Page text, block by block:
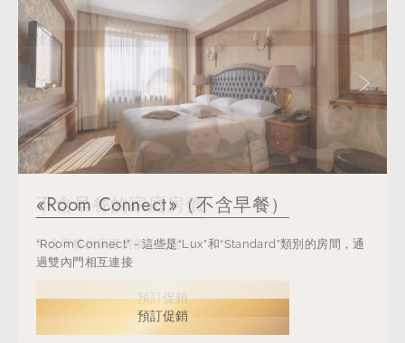
上一張幻燈片
«Room Connect»（不含早餐）
“Room Connect” - 這些是“Lux”和“Standard”類別的房間，通
過雙內門相互連接
預訂促銷
不含早餐的家庭房價
不含早餐的家庭房價（家庭 -）
預訂促銷
«Room Connect»（不含早餐）
“Room Connect” - 這些是“Lux”和“Standard”類別的房間，通
過雙內門相互連接
預訂促銷
不含早餐的家庭房價
不含早餐的家庭房價（家庭 -）
預訂促銷
下一張